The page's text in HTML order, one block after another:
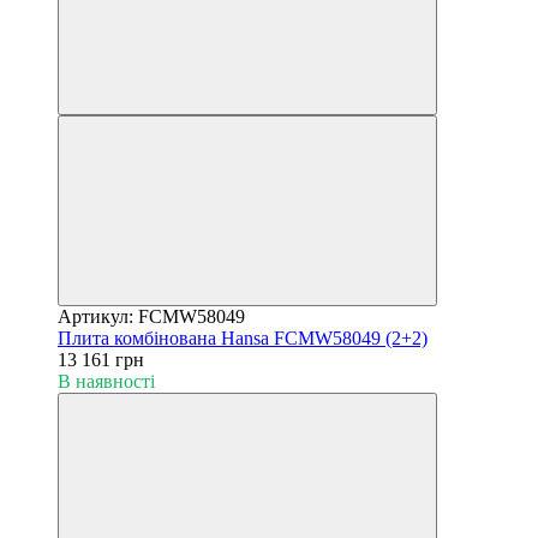
Артикул: FCMW58049
Плита комбінована Hansa FCMW58049 (2+2)
13 161 грн
В наявності